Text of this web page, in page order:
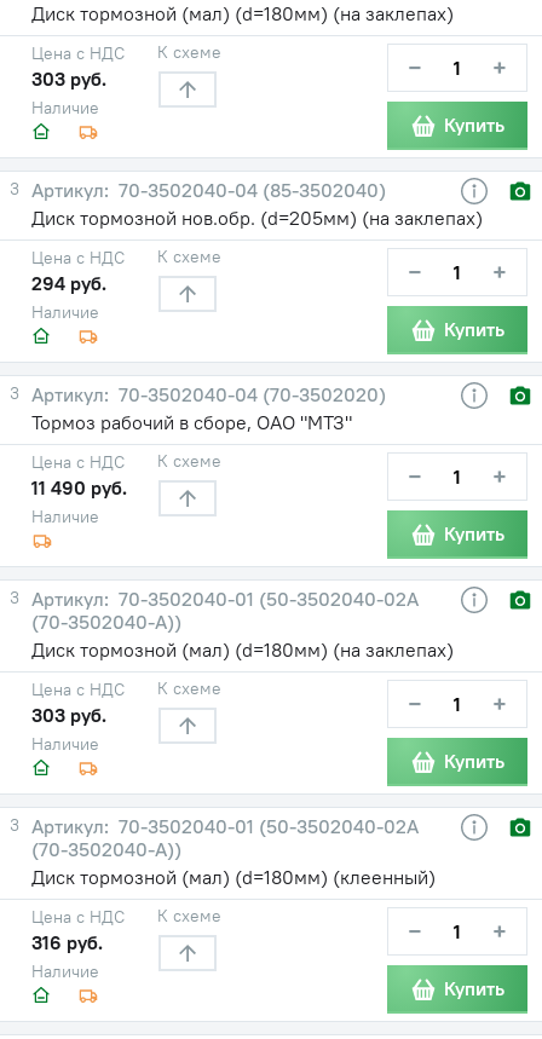
Диск тормозной (мал) (d=180мм) (на заклепах)
Наличие
Цена с НДС
303 руб.
К схеме − +
Купить
3
70-3502040-04 (85-3502040)
Диск тормозной нов.обр. (d=205мм) (на заклепах)
Наличие
Цена с НДС
294 руб.
К схеме − +
Купить
3
70-3502040-04 (70-3502020)
Тормоз рабочий в сборе, ОАО "МТЗ"
Наличие
Цена с НДС
11 490 руб.
К схеме − +
Купить
3
70-3502040-01 (50-3502040-02А
(70-3502040-А))
Диск тормозной (мал) (d=180мм) (на заклепах)
Наличие
Цена с НДС
303 руб.
К схеме − +
Купить
3
70-3502040-01 (50-3502040-02А
(70-3502040-А))
Диск тормозной (мал) (d=180мм) (клеенный)
Наличие
Цена с НДС
316 руб.
К схеме − +
Купить